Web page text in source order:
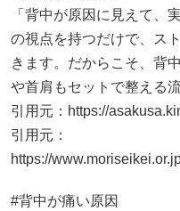
「背中が原因に見えて
の視点を持つだけで、ス
きます。だからこそ、背
や首肩もセットで整える
引用元： https://
引用元：
https://
#背中が痛い原因